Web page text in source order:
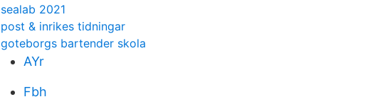
sealab 2021
post & inrikes tidningar
goteborgs bartender skola
AYr
Fbh